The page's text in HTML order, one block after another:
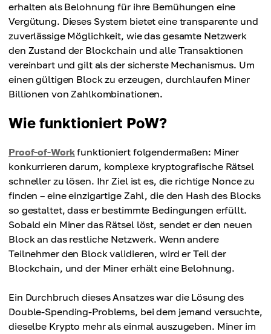
erhalten als Belohnung für ihre Bemühungen eine
Vergütung. Dieses System bietet eine transparente und
zuverlässige Möglichkeit, wie das gesamte Netzwerk
den Zustand der Blockchain und alle Transaktionen
vereinbart und gilt als der sicherste Mechanismus. Um
einen gültigen Block zu erzeugen, durchlaufen Miner
Billionen von Zahlkombinationen.
Wie funktioniert PoW?
Proof-of-Workfunktioniert folgendermaßen: Miner
konkurrieren darum, komplexe kryptografische Rätsel
schneller zu lösen. Ihr Ziel ist es, die richtige Nonce zu
finden – eine einzigartige Zahl, die den Hash des Blocks
so gestaltet, dass er bestimmte Bedingungen erfüllt.
Sobald ein Miner das Rätsel löst, sendet er den neuen
Block an das restliche Netzwerk. Wenn andere
Teilnehmer den Block validieren, wird er Teil der
Blockchain, und der Miner erhält eine Belohnung.
Ein Durchbruch dieses Ansatzes war die Lösung des
Double-Spending-Problems, bei dem jemand versuchte,
dieselbe Krypto mehr als einmal auszugeben. Miner im